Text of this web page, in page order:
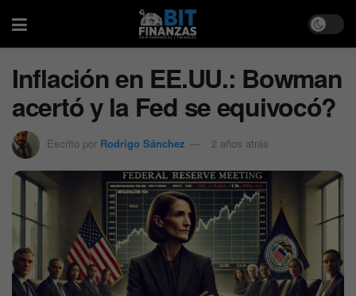
Inflación en EE.UU.: Bowman
acertó y la Fed se equivocó?
Escrito por Rodrigo Sánchez 2 años atrás